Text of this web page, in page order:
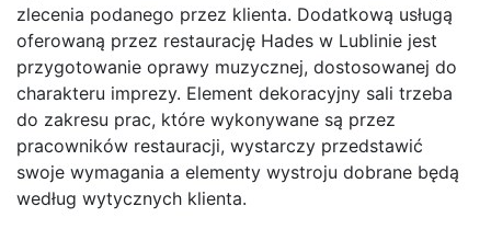
zlecenia podanego przez klienta. Dodatkową usługą
oferowaną przez restaurację Hades w Lublinie jest
przygotowanie oprawy muzycznej, dostosowanej do
charakteru imprezy. Element dekoracyjny sali trzeba
do zakresu prac, które wykonywane są przez
pracowników restauracji, wystarczy przedstawić
swoje wymagania a elementy wystroju dobrane będą
według wytycznych klienta.